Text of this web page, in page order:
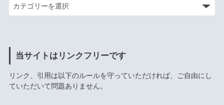
当サイトはリンクフリーです
リンク、引用は以下のルールを守っていただければ、ご自由にし
ていただいて問題ありません。